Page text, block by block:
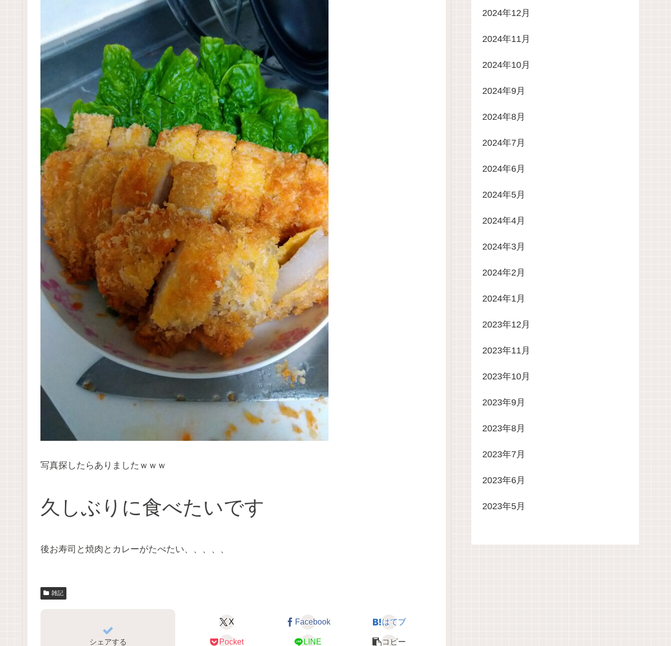
写真探したらありましたｗｗｗ
久しぶりに食べたいです
後お寿司と焼肉とカレーがたべたい、、、、、
雑記
シェアする
X Facebook はてブ
Pocket LINE コピー
2024年12月
2024年11月
2024年10月
2024年9月
2024年8月
2024年7月
2024年6月
2024年5月
2024年4月
2024年3月
2024年2月
2024年1月
2023年12月
2023年11月
2023年10月
2023年9月
2023年8月
2023年7月
2023年6月
2023年5月